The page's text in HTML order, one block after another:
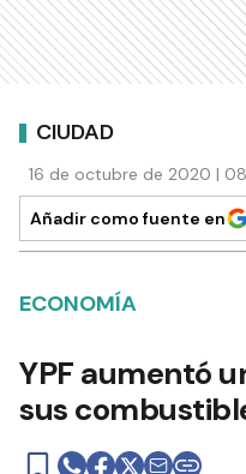
CIUDAD
16 de octubre de 2020 |
Añadir como fuente en
ECONOMÍA
YPF aumentó
sus